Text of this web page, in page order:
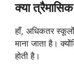
क्या
हाँ, अधिकतर स्कूलों
माना जाता है।
होती है।